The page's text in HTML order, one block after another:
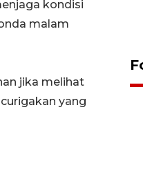
kondisi
malam
jika melihat
yang